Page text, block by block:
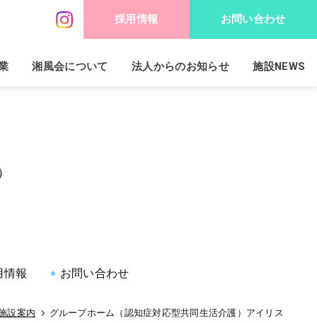
湘風会について 法人からのお知らせ 施設NEWS
採用情報 お問い合わせ
情報 お問い合わせ
設案内 グループホーム（認知症対応型共同生活介護）アイリス